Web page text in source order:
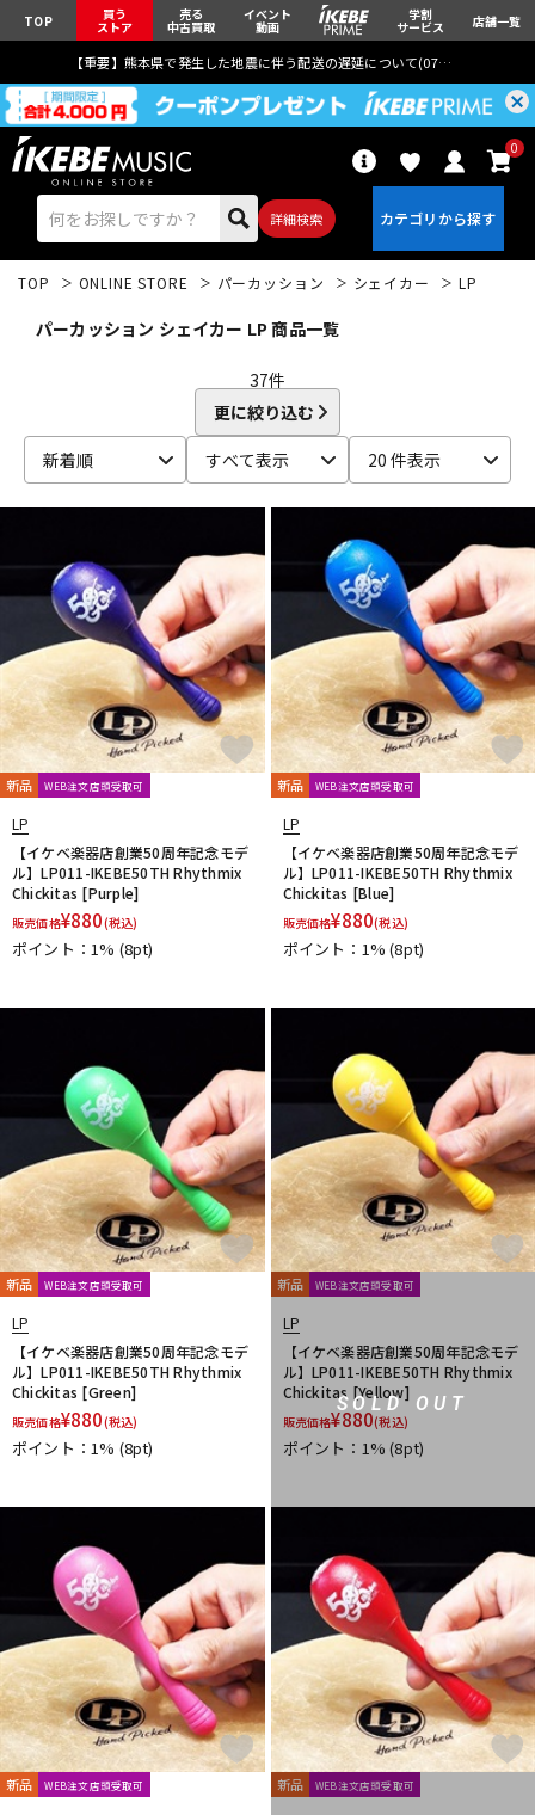
TOP 買う
ストア
売る
中古買取
イベント
動画
学割
サービス 店舗一覧
【重要】熊本県で発生した地震に伴う配送の遅延について(07月29日
詳細検索
0
ベース ウクレレ
ドラム パーカッション
キーボード 電子ピアノ
管楽器 その他楽器
アンプ エフェクター
DJ機器 DTM
配信/ライブ機器 楽器アクセサリ
中古 ヴィンテージ
TOP ONLINE STORE パーカッション シェイカー LP
パーカッション シェイカー LP 商品一覧
37件
更に絞り込む
新着順
すべて表示 20 件表示
新品 WEB注文店頭受取可
LP
【イケベ楽器店創業50周年記念モデ
ル】LP011-IKEBE50TH Rhythmix
Chickitas [Purple]
販売価格¥880(税込)
ポイント：1% (8pt)
新品 WEB注文店頭受取可
LP
【イケベ楽器店創業50周年記念モデ
ル】LP011-IKEBE50TH Rhythmix
Chickitas [Blue]
販売価格¥880(税込)
ポイント：1%(8pt)
新品 WEB注文店頭受取可
LP
【イケベ楽器店創業50周年記念モデ
ル】LP011-IKEBE50TH Rhythmix
Chickitas [Green]
販売価格¥880(税込)
ポイント：1% (8pt)
SOLD OUT
新品 WEB注文店頭受取可
LP
【イケベ楽器店創業50周年記念モデ
ル】LP011-IKEBE50TH Rhythmix
Chickitas [Yellow]
販売価格¥880(税込)
ポイント：1%(8pt)
新品 WEB注文店頭受取可 新品 WEB注文店頭受取可